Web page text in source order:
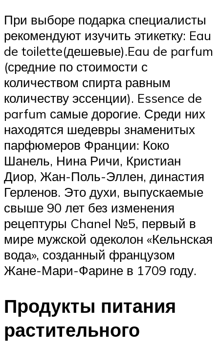
При выборе подарка специалисты
рекомендуют изучить этикетку: Eau
de toilette(дешевые).Eau de parfum
(средние по стоимости с
количеством спирта равным
количеству эссенции). Essence de
parfum самые дорогие. Среди них
находятся шедевры знаменитых
парфюмеров Франции: Коко
Шанель, Нина Ричи, Кристиан
Диор, Жан-Поль-Эллен, династия
Герленов. Это духи, выпускаемые
свыше 90 лет без изменения
рецептуры Chanel №5, первый в
мире мужской одеколон «Кельнская
вода», созданный французом
Жане-Мари-Фарине в 1709 году.
Продукты питания
растительного